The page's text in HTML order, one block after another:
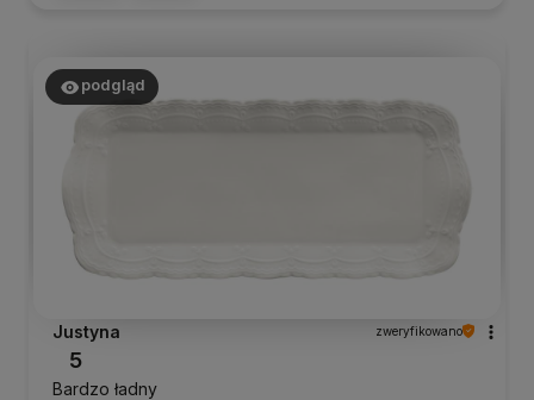
podgląd
Justyna zweryfikowano
5
Bardzo ładny